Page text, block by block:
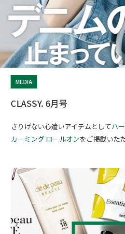
MEDIA
CLASSY. 6月号
さりげない心遣いアイテムとしてハ
カーミング ロールオンをご掲載いた